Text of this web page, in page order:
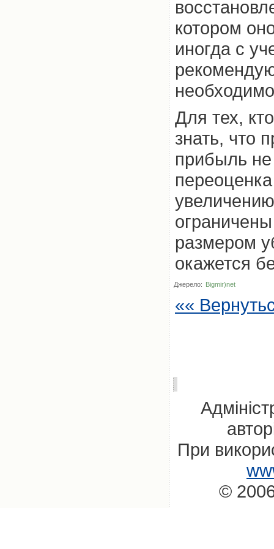
котором
иногда с
Для тех,
знать, что
прибыль не
размером
окажется
Джерело: Bigmir)net
««
При
©